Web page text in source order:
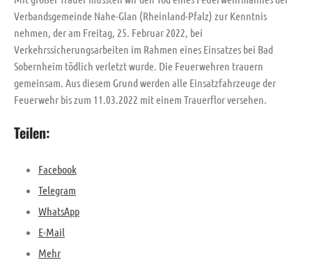
Über uns
Unser ehemaliges Fahrzeug
Unser Gerätehaus
Unser Nachwuchs
Beitreten!
Absetzen eines Notrufs
Verbandsgemeinde Nahe-Glan (Rheinland-Pfalz) zur Kenntnis
nehmen, der am Freitag, 25. Februar 2022, bei
Verkehrssicherungsarbeiten im Rahmen eines Einsatzes bei Bad
Sobernheim tödlich verletzt wurde. Die Feuerwehren trauern
gemeinsam. Aus diesem Grund werden alle Einsatzfahrzeuge der
Feuerwehr bis zum 11.03.2022 mit einem Trauerflor versehen.
Teilen:
Facebook
Telegram
WhatsApp
E-Mail
Mehr